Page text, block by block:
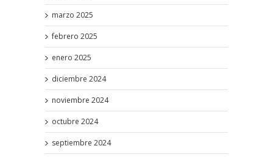
marzo 2025
febrero 2025
enero 2025
diciembre 2024
noviembre 2024
octubre 2024
septiembre 2024